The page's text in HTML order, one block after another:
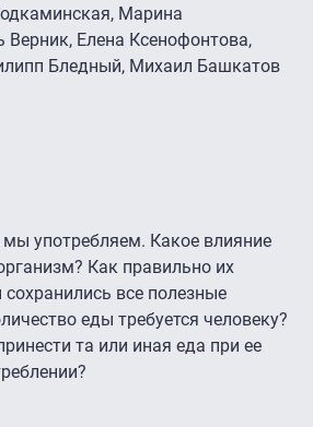
Марина
Верник, Елена Ксенофонтова,
Бледный, Михаил Башкатов
употребляем. Какое влияние
Как правильно их
все полезные
еды требуется человеку?
та или иная еда при ее